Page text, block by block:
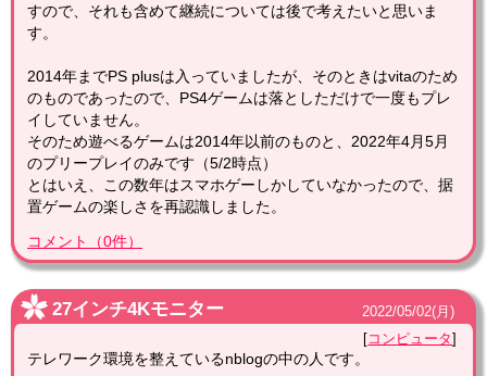
すので、それも含めて継続については後で考えたいと思いま
す。
2014年までPS plusは入っていましたが、そのときはvitaのため
のものであったので、PS4ゲームは落としただけで一度もプレ
イしていません。
そのため遊べるゲームは2014年以前のものと、2022年4月5月
のプリープレイのみです（5/2時点）
とはいえ、この数年はスマホゲーしかしていなかったので、据
置ゲームの楽しさを再認識しました。
コメント
（0件）
2022/05/02(月)
27インチ4Kモニター
コンピュータ
テレワーク環境を整えているnblogの中の人です。